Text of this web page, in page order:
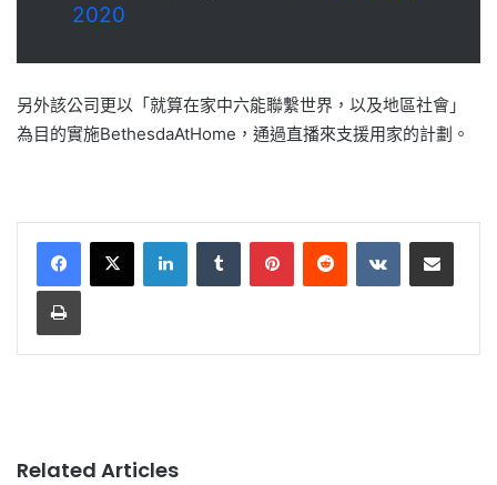
2020
另外該公司更以「就算在家中六能聯繫世界，以及地區社會」
為目的實施BethesdaAtHome，通過直播來支援用家的計劃。
LinkedInTumblr PinterestReddit VKontakteShare via Email
Print
Related Articles